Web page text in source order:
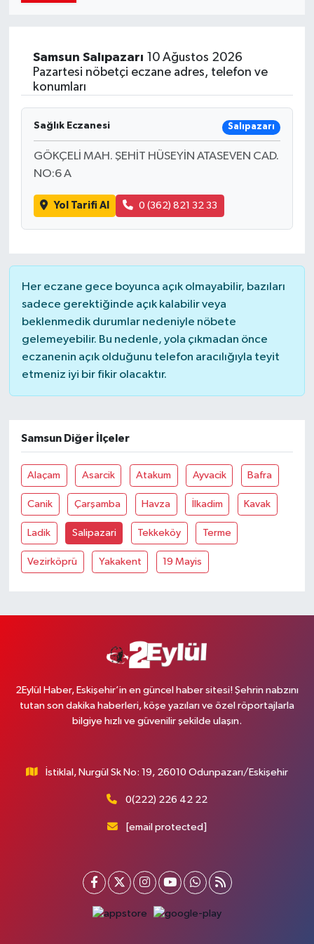
Samsun Salıpazarı 10 Ağustos 2026
Pazartesi nöbetçi eczane adres, telefon ve
konumları
Sağlık Eczanesi Salıpazarı
GÖKÇELİ MAH. ŞEHİT HÜSEYİN ATASEVEN CAD.
NO:6 A
Yol Tarifi Al 0 (362) 821 32 33
Her eczane gece boyunca açık olmayabilir, bazıları
sadece gerektiğinde açık kalabilir veya
beklenmedik durumlar nedeniyle nöbete
gelemeyebilir. Bu nedenle, yola çıkmadan önce
eczanenin açık olduğunu telefon aracılığıyla teyit
etmeniz iyi bir fikir olacaktır.
Samsun Diğer İlçeler
Alaçam Asarcik Atakum Ayvacik Bafra
Canik Çarşamba Havza İlkadim Kavak
Ladik Salipazari Tekkeköy Terme
Vezirköprü Yakakent 19 Mayis
2Eylül Haber, Eskişehir’in en güncel haber sitesi! Şehrin nabzını
tutan son dakika haberleri, köşe yazıları ve özel röportajlarla
bilgiye hızlı ve güvenilir şekilde ulaşın.
İstiklal, Nurgül Sk No: 19, 26010 Odunpazarı/Eskişehir
0(222) 226 42 22
[email protected]